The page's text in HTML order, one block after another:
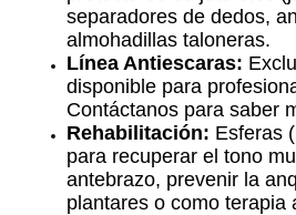
separadores de dedos,
almohadillas taloneras.
Línea Antiescaras:
disponible para
Contáctanos para saber
Rehabilitación: Esferas
para recuperar el tono
antebrazo, prevenir la
plantares o como terapia